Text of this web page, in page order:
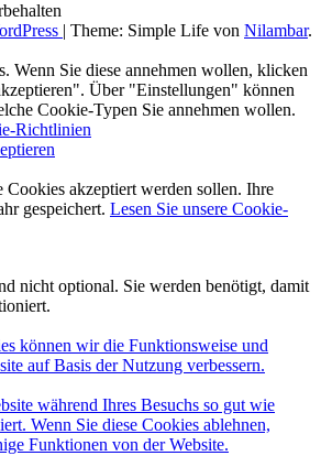
| Theme: Simple Life von Nilambar.
Wenn Sie diese annehmen wollen, klicken
Über "Einstellungen" können
Cookie-Typen Sie annehmen wollen.
Richtlinien
Cookies akzeptiert werden sollen. Ihre
gespeichert. Lesen Sie unsere Cookie-
nicht optional. Sie werden benötigt, damit
können wir die Funktionsweise und
auf Basis der Nutzung verbessern.
während Ihres Besuchs so gut wie
Wenn Sie diese Cookies ablehnen,
Funktionen von der Website.